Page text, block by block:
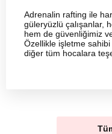
Adrenalin rafting ile
güleryüzlü çalışanlar,
hem de güvenliğimiz
Özellikle işletme
diğer tüm hocalara